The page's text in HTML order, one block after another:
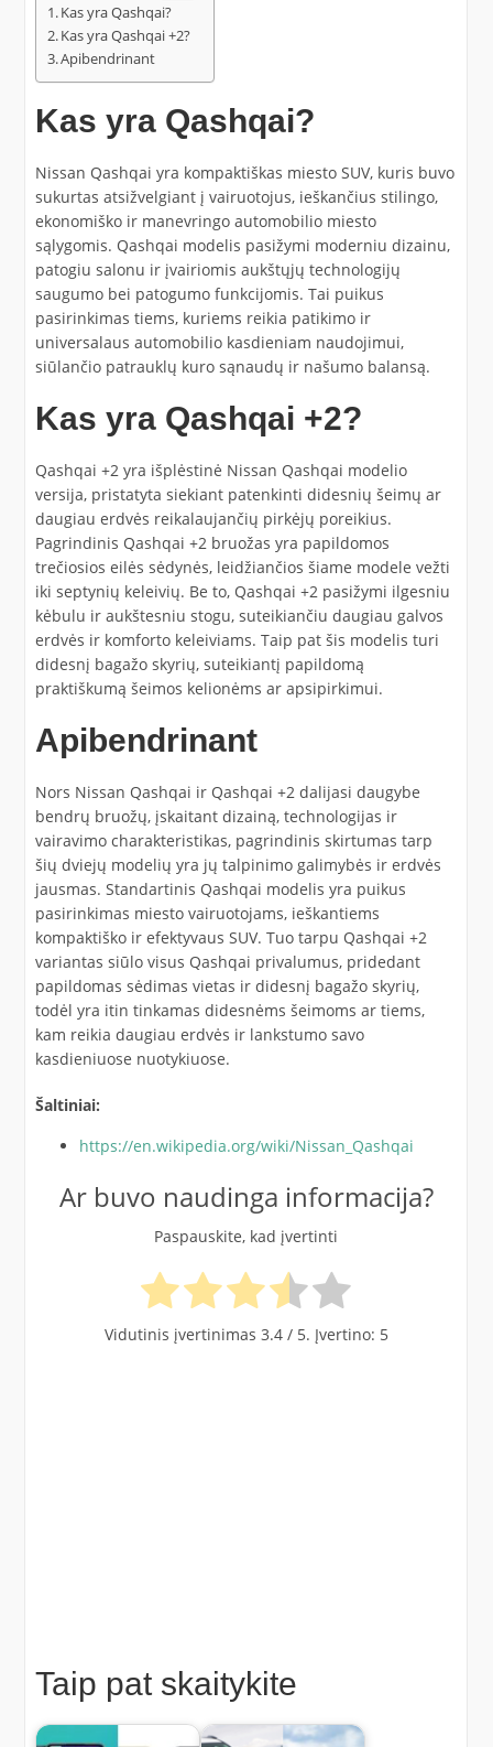
Kas yra Qashqai?
Kas yra Qashqai +2?
Apibendrinant
Kas yra Qashqai?
Nissan Qashqai yra kompaktiškas miesto SUV, kuris buvo
sukurtas atsižvelgiant į vairuotojus, ieškančius stilingo,
ekonomiško ir manevringo automobilio miesto
sąlygomis. Qashqai modelis pasižymi moderniu dizainu,
patogiu salonu ir įvairiomis aukštųjų technologijų
saugumo bei patogumo funkcijomis. Tai puikus
pasirinkimas tiems, kuriems reikia patikimo ir
universalaus automobilio kasdieniam naudojimui,
siūlančio patrauklų kuro sąnaudų ir našumo balansą.
Kas yra Qashqai +2?
Qashqai +2 yra išplėstinė Nissan Qashqai modelio
versija, pristatyta siekiant patenkinti didesnių šeimų ar
daugiau erdvės reikalaujančių pirkėjų poreikius.
Pagrindinis Qashqai +2 bruožas yra papildomos
trečiosios eilės sėdynės, leidžiančios šiame modele vežti
iki septynių keleivių. Be to, Qashqai +2 pasižymi ilgesniu
kėbulu ir aukštesniu stogu, suteikiančiu daugiau galvos
erdvės ir komforto keleiviams. Taip pat šis modelis turi
didesnį bagažo skyrių, suteikiantį papildomą
praktiškumą šeimos kelionėms ar apsipirkimui.
Apibendrinant
Nors Nissan Qashqai ir Qashqai +2 dalijasi daugybe
bendrų bruožų, įskaitant dizainą, technologijas ir
vairavimo charakteristikas, pagrindinis skirtumas tarp
šių dviejų modelių yra jų talpinimo galimybės ir erdvės
jausmas. Standartinis Qashqai modelis yra puikus
pasirinkimas miesto vairuotojams, ieškantiems
kompaktiško ir efektyvaus SUV. Tuo tarpu Qashqai +2
variantas siūlo visus Qashqai privalumus, pridedant
papildomas sėdimas vietas ir didesnį bagažo skyrių,
todėl yra itin tinkamas didesnėms šeimoms ar tiems,
kam reikia daugiau erdvės ir lankstumo savo
kasdieniuose nuotykiuose.
Šaltiniai:
https://en.wikipedia.org/wiki/Nissan_Qashqai
Ar buvo naudinga informacija?
Paspauskite, kad įvertinti
Vidutinis įvertinimas 3.4/ 5. Įvertino: 5
Taip pat skaitykite